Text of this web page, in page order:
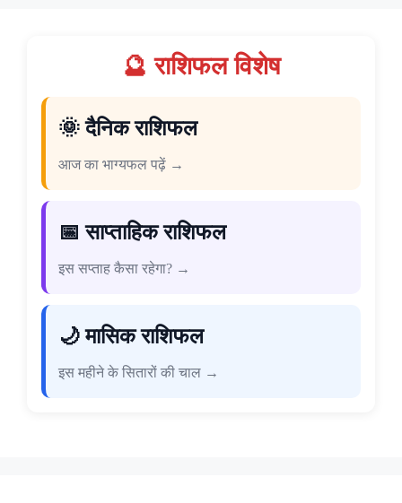
🔮 राशिफल विशेष
🌞 दैनिक राशिफल
आज का भाग्यफल पढ़ें →
📅 साप्ताहिक राशिफल
इस सप्ताह कैसा रहेगा? →
🌙 मासिक राशिफल
इस महीने के सितारों की चाल →